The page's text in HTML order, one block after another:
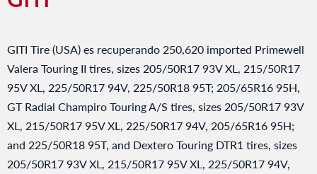
GITI Tire (USA) es recuperando 250,620 imported Primewell
Valera Touring II tires, sizes 205/50R17 93V XL, 215/50R17
95V XL, 225/50R17 94V, 225/50R18 95T; 205/65R16 95H,
GT Radial Champiro Touring A/S tires, sizes 205/50R17 93V
XL, 215/50R17 95V XL, 225/50R17 94V, 205/65R16 95H;
and 225/50R18 95T, and Dextero Touring DTR1 tires, sizes
205/50R17 93V XL, 215/50R17 95V XL, 225/50R17 94V,